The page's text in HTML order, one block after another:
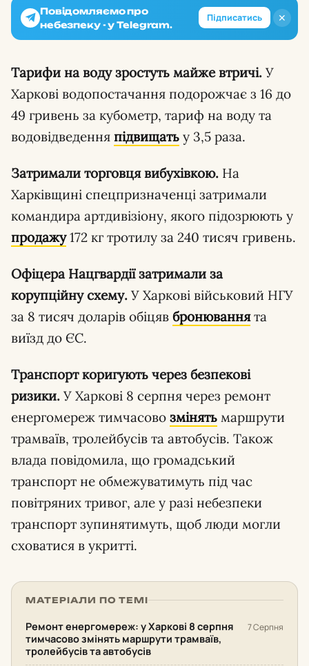
✕
Повідомляємо про
небезпеку - у Telegram.
Підписатись
Тарифи на воду зростуть майже втричі. У
Харкові водопостачання подорожчає з 16 до
49 гривень за кубометр, тариф на воду та
водовідведення підвищать у 3,5 раза.
Затримали торговця вибухівкою. На
Харківщині спецпризначенці затримали
командира артдивізіону, якого підозрюють у
продажу172 кг тротилу за 240 тисяч гривень.
Офіцера Нацгвардії затримали за
корупційну схему. У Харкові військовий НГУ
за 8 тисяч доларів обіцяв бронюваннята
виїзд до ЄС.
Транспорт коригують через безпекові
ризики. У Харкові 8 серпня через ремонт
енергомереж тимчасово змінять маршрути
трамваїв, тролейбусів та автобусів. Також
влада повідомила, що громадський
транспорт не обмежуватимуть під час
повітряних тривог, але у разі небезпеки
транспорт зупинятимуть, щоб люди могли
сховатися в укритті.
МАТЕРІАЛИ ПО ТЕМІ
Ремонт енергомереж: у Харкові 8 серпня
тимчасово змінять маршрути трамваїв,
тролейбусів та автобусів
7 Серпня